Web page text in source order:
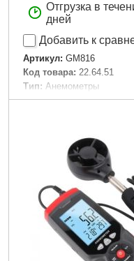
Отгрузка в
дней
Добавить к
Артикул: GM816
Код товара: 22.64.51
Тип: Анемометры
Тип датчика: Встроенный
Диапазон температуры:
Диапазон скорости:
Измерение влажности:
Точность, +-мм/м: ± 5%
Размеры: 105x40x15 мм
Габариты упаковки:
Вес брутто: 150 г